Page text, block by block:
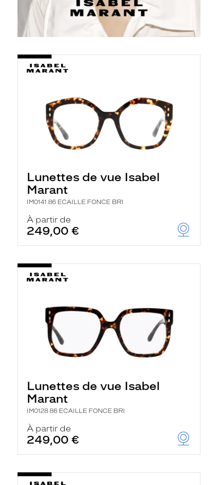
Lunettes de vue Isabel
Marant
IM0141 86 ECAILLE FONCE BRI
À partir de
249,00 €
Lunettes de vue Isabel
Marant
IM0128 86 ECAILLE FONCE BRI
À partir de
249,00 €